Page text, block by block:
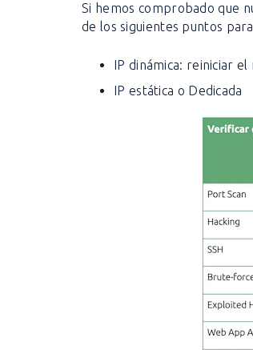
Si hemos comprobado que
de los siguientes puntos
IP dinámica: reiniciar
IP estática o Dedicada